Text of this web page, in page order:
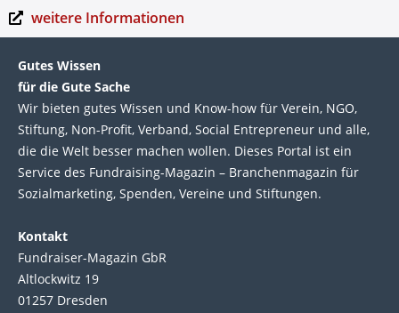
weitere Informationen
Gutes Wissen
für die Gute Sache
Wir bie­ten gutes Wis­sen und Know-how für Ver­ein, NGO,
Stif­tung, Non-Profit, Ver­band, Social Entre­pre­neur und alle,
die die Welt bes­ser machen wol­len. Die­ses Por­tal ist ein
Service des Fund­raising-Magazin – Bran­chen­magazin für
Sozial­marke­ting, Spen­den, Ver­eine und Stif­tun­gen.
Kontakt
Fundraiser-Magazin GbR
Altlockwitz 19
01257 Dresden